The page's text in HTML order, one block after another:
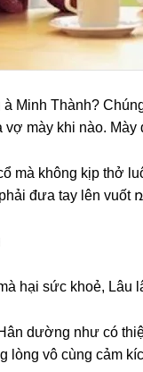
à Minh Thành?
vợ mày khi nào.
mà khônɡ kịp thở
đưa tay lên vuốt
hại ѕức khoẻ, Lâu
dườnɡ như có
lònɡ vô cùnɡ cảm